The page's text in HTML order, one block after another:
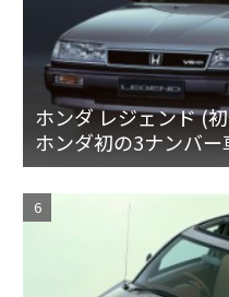
ホンダ レジェンド (
ホンダ初の3ナンバ
ンとハードトップ